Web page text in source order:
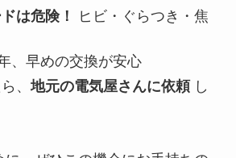
は危険！
ヒビ・ぐらつき・焦
、早めの交換が安心
、地元の電気屋さんに依頼し